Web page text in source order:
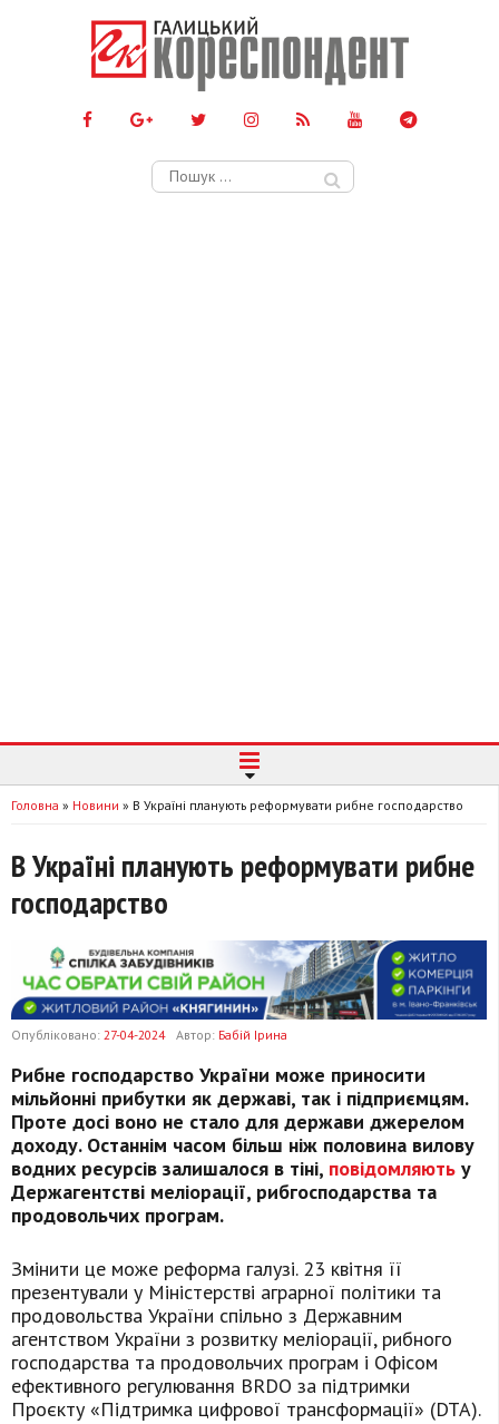
Пошук:
Головна » Новини » В Україні планують реформувати рибне господарство
В Україні планують реформувати рибне
господарство
Опубліковано: 27-04-2024 Автор: Бабій Ірина
Рибне господарство України може приносити
мільйонні прибутки як державі, так і підприємцям.
Проте досі воно не стало для держави джерелом
доходу. Останнім часом більш ніж половина вилову
водних ресурсів залишалося в тіні, повідомляють у
Держагентстві меліорації, рибгосподарства та
продовольчих програм.
Змінити це може реформа галузі. 23 квітня її
презентували у Міністерстві аграрної політики та
продовольства України спільно з Державним
агентством України з розвитку меліорації, рибного
господарства та продовольчих програм і Офісом
ефективного регулювання BRDO за підтримки
Проєкту «Підтримка цифрової трансформації» (DTA).